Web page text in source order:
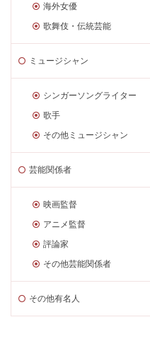
海外女優
歌舞伎・伝統芸能
ミュージシャン
シンガーソングライター
歌手
その他ミュージシャン
芸能関係者
映画監督
アニメ監督
評論家
その他芸能関係者
その他有名人